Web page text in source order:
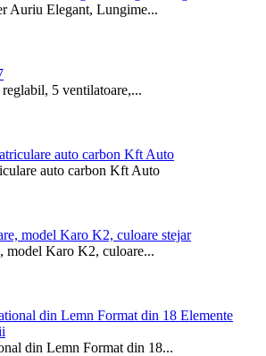
Auriu Elegant, Lungime...
5 ventilatoare,...
auto carbon Kft Auto
model Karo K2, culoare...
din Lemn Format din 18...